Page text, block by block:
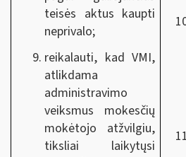
teisės aktus kaupti
neprivalo;
reikalauti, kad VMI,
atlikdama
administravimo
veiksmus mokesčių
mokėtojo atžvilgiu,
tiksliai laikytųsi